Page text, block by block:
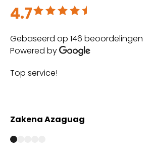
4.7
Beoordeeld met 4.7 uit 5
Gebaseerd op 146 beoordelingen
Powered by
Top service!
Zakena Azaguag